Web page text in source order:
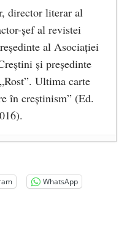
director literar al
şef al revistei
al Asociaţiei
şi preşedinte
Ultima carte
în creștinism” (Ed.
ÎNTRU
- 17 martie 2021
mai 2020
Franco (1892-1975)
WhatsApp